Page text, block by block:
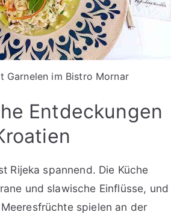
Garnelen im Bistro Mornar
Entdeckungen
Rijeka spannend. Die Küche
und slawische Einflüsse, und
spielen an der